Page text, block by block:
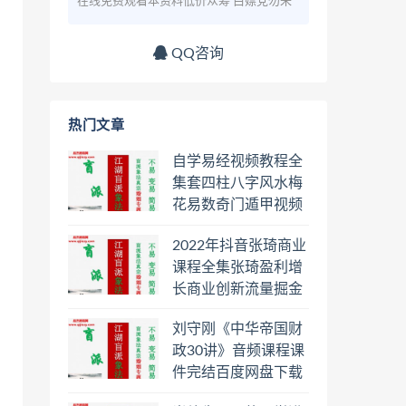
QQ咨询
热门文章
自学易经视频教程全
集套四柱八字风水梅
花易数奇门遁甲视频
日罗盘教程百度云网
盘会员
2022年抖音张琦商业
课程全集张琦盈利增
长商业创新流量掘金
盘下载学习
刘守刚《中华帝国财
政30讲》音频课程课
件完结百度网盘下载